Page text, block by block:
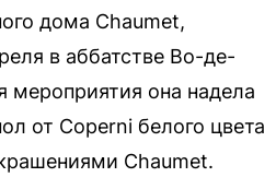
дома Chaumet,
в аббатстве Во-де-
она надела
от Coperni белого цвета
Chaumet.